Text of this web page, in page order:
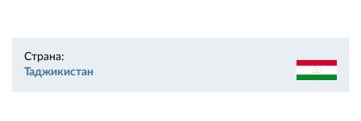
Страна:
Таджикистан